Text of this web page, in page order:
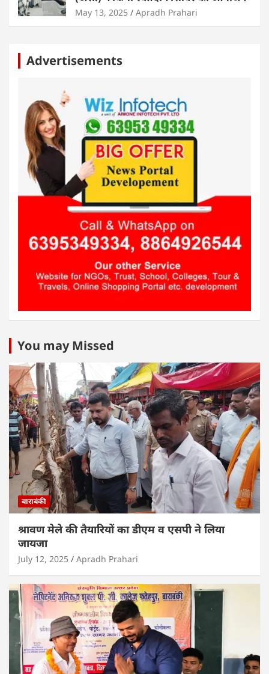
May 13, 2025 Apradh Prahari
Advertisements
You may Missed
बाराबंकी
श्रावण मेले की तैयारियों का डीएम व एसपी ने लिया
जायजा
July 12, 2025 Apradh Prahari